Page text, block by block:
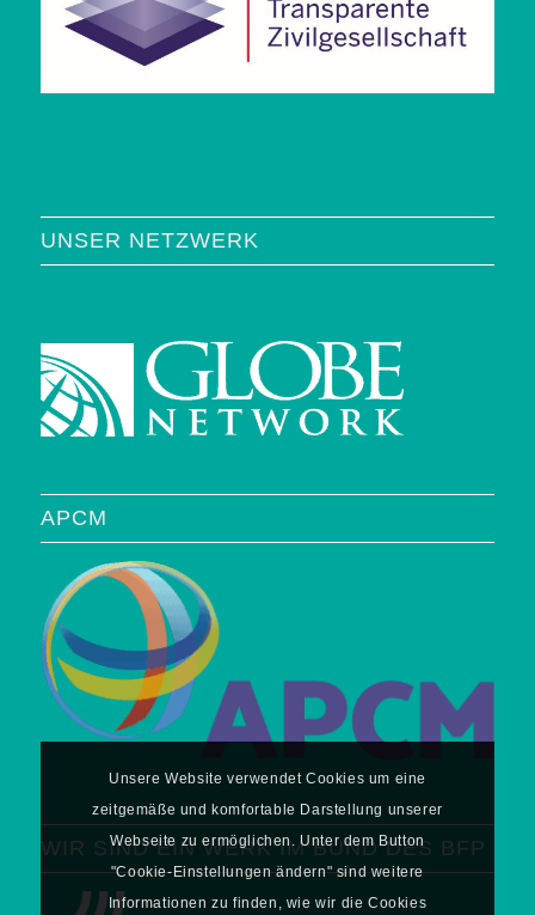
UNSER NETZWERK
APCM
WIR SIND EIN WERK IM BUND DES BFP
Unsere Website verwendet Cookies um eine
zeitgemäße und komfortable Darstellung unserer
Webseite zu ermöglichen. Unter dem Button
"Cookie-Einstellungen ändern" sind weitere
Informationen zu finden, wie wir die Cookies